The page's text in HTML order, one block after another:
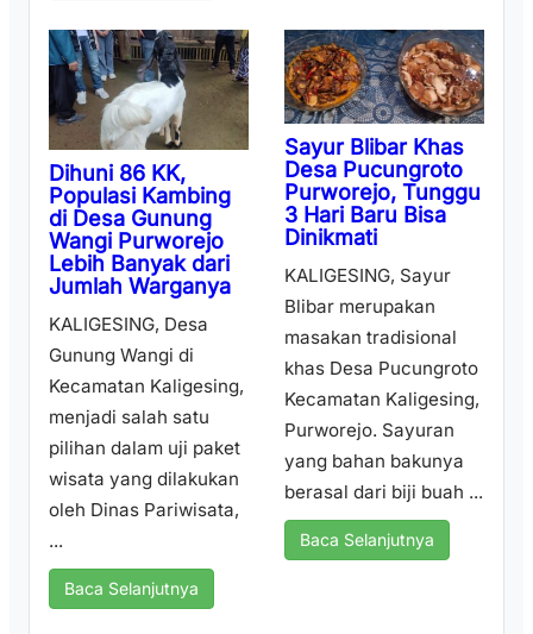
Dihuni 86 KK,
Populasi Kambing
di Desa Gunung
Wangi Purworejo
Lebih Banyak dari
Jumlah Warganya
KALIGESING, Desa
Gunung Wangi di
Kecamatan Kaligesing,
menjadi salah satu
pilihan dalam uji paket
wisata yang dilakukan
oleh Dinas Pariwisata,
...
Baca Selanjutnya
Sayur Blibar Khas
Desa Pucungroto
Purworejo, Tunggu
3 Hari Baru Bisa
Dinikmati
KALIGESING, Sayur
Blibar merupakan
masakan tradisional
khas Desa Pucungroto
Kecamatan Kaligesing,
Purworejo. Sayuran
yang bahan bakunya
berasal dari biji buah ...
Baca Selanjutnya